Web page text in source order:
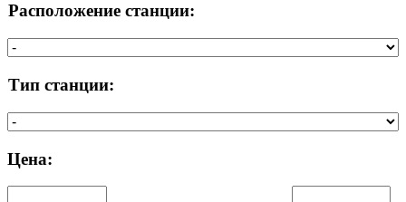
Расположение станции:
Тип станции:
Цена: